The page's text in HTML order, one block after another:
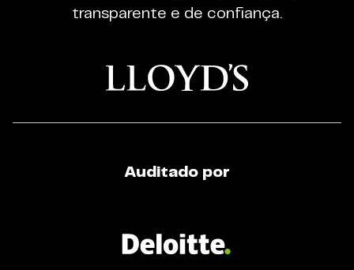
transparente e de confiança.
Auditado por